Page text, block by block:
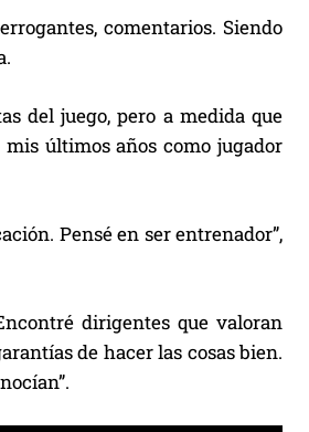
comentarios. Siendo
del juego, pero a medida que
últimos años como jugador
Pensé en ser entrenador”,
dirigentes que valoran
de hacer las cosas bien.